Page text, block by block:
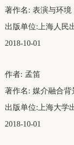
著作名: 表演与环境
出版单位: 上海人民
2018-10-01
作者: 孟笛
著作名: 媒介融合背
出版单位: 上海大学
2018-10-01